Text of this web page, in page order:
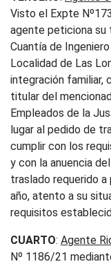
Visto el Expte
agente peticiona su
Cuantía de
Localidad de Las
integración familiar,
titular del
Empleados de la
lugar al pedido de
cumplir con los
y con la anuencia
traslado requerido
año, atento a su
requisitos
CUARTO: Agente
Nº 1186/21